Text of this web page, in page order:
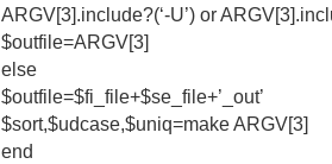
ARGV[3].include?(‘-U’) or
$outfile=ARGV[3]
else
$outfile=$fi_file+$se_file+’_out’
$sort,$udcase,$uniq=make ARGV[3]
end